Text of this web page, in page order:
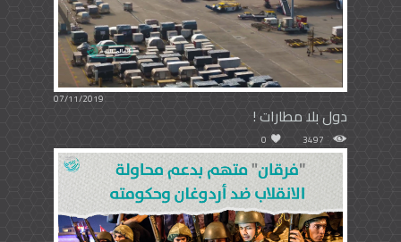
07/11/2019
دول بلا مطارات !
3497
0